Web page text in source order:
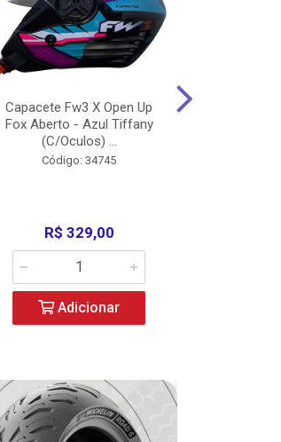
Capacete Fw3 X Open Up
Fox Aberto - Azul Tiffany
(C/Oculos) ...
Código: 34745
R$ 329,00
Adicionar